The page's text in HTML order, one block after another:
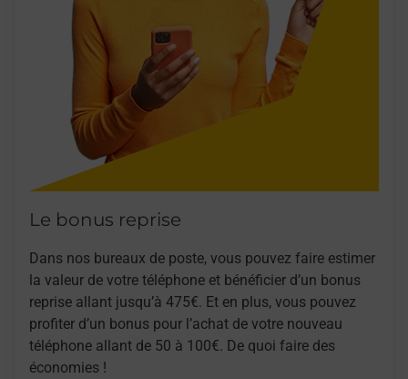
Le bonus reprise
Dans nos bureaux de poste, vous pouvez faire estimer
la valeur de votre téléphone et bénéficier d’un bonus
reprise allant jusqu’à 475€. Et en plus, vous pouvez
profiter d’un bonus pour l’achat de votre nouveau
téléphone allant de 50 à 100€. De quoi faire des
économies !